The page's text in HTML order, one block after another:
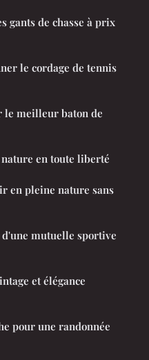
gants de chasse à prix
le cordage de tennis
le meilleur baton de
en toute liberté
en pleine nature sans
mutuelle sportive
et élégance
pour une randonnée